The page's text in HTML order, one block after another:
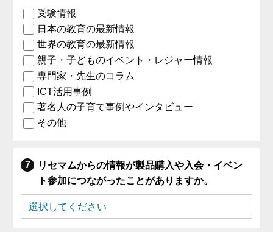
受験情報
日本の教育の最新情報
世界の教育の最新情報
親子・子どものイベント・レジャー情報
専門家・先生のコラム
ICT活用事例
著名人の子育て事例やインタビュー
その他
リセマムからの情報が製品購入や入会・イベン
ト参加につながったことがありますか。